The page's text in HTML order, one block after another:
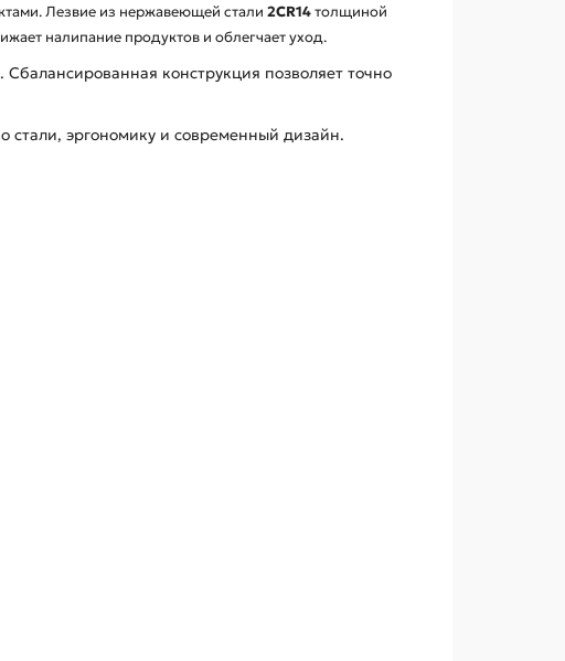
Лезвие из нержавеющей стали 2CR14толщиной
налипание продуктов и облегчает уход.
конструкция позволяет точно
стали, эргономику и современный дизайн.